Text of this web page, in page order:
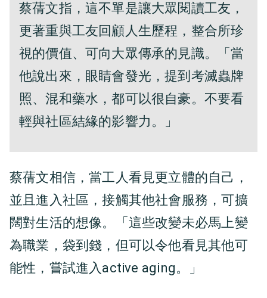
蔡蒨文指，這不單是讓大眾閱讀工友，
更著重與工友回顧人生歷程，整合所珍
視的價值、可向大眾傳承的見識。「當
他說出來，眼睛會發光，提到考滅蟲牌
照、混和藥水，都可以很自豪。不要看
輕與社區結緣的影響力。」
蔡蒨文相信，當工人看見更立體的自己，
並且進入社區，接觸其他社會服務，可擴
闊對生活的想像。「這些改變未必馬上變
為職業，袋到錢，但可以令他看見其他可
能性，嘗試進入active aging。」